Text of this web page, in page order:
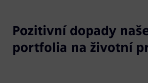
Pozitivní dopady
portfolia na životní